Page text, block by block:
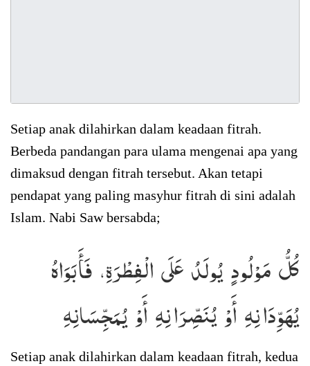
Setiap anak dilahirkan dalam keadaan fitrah.
Berbeda pandangan para ulama mengenai apa yang
dimaksud dengan fitrah tersebut. Akan tetapi
pendapat yang paling masyhur fitrah di sini adalah
Islam. Nabi Saw bersabda;
كُلُّ مَوْلُودٍ يُولَدُ عَلَى الْفِطْرَةِ، فَأَبَوَاهُ
يُهَوِّدَانِهِ أَوْ يُنَصِّرَانِهِ أَوْ يُمَجِّسَانِهِ
Setiap anak dilahirkan dalam keadaan fitrah, kedua